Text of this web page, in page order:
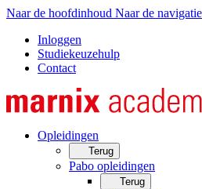
Naar de hoofdinhoud Naar de navigatie
Inloggen
Studiekeuzehulp
Contact
Opleidingen
Terug
Pabo opleidingen
Terug